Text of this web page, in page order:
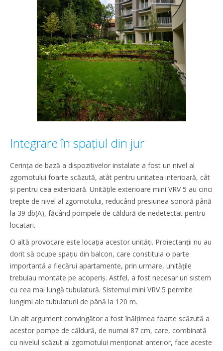
Integrare în spațiul din jur
Cerința de bază a dispozitivelor instalate a fost un nivel al
zgomotului foarte scăzută, atât pentru unitatea interioară, cât
și pentru cea exterioară. Unitățile exterioare mini VRV 5 au cinci
trepte de nivel al zgomotului, reducând presiunea sonoră până
la 39 db(A), făcând pompele de căldură de nedetectat pentru
locatari.
O altă provocare este locația acestor unități. Proiectanții nu au
dorit să ocupe spațiu din balcon, care constituia o parte
importantă a fiecărui apartamente, prin urmare, unitățile
trebuiau montate pe acoperiș. Astfel, a fost necesar un sistem
cu cea mai lungă tubulatură. Sistemul mini VRV 5 permite
lungimi ale tubulaturii de până la 120 m.
Un alt argument convingător a fost înălțimea foarte scăzută a
acestor pompe de căldură, de numai 87 cm, care, combinată
cu nivelul scăzut al zgomotului menționat anterior, face aceste